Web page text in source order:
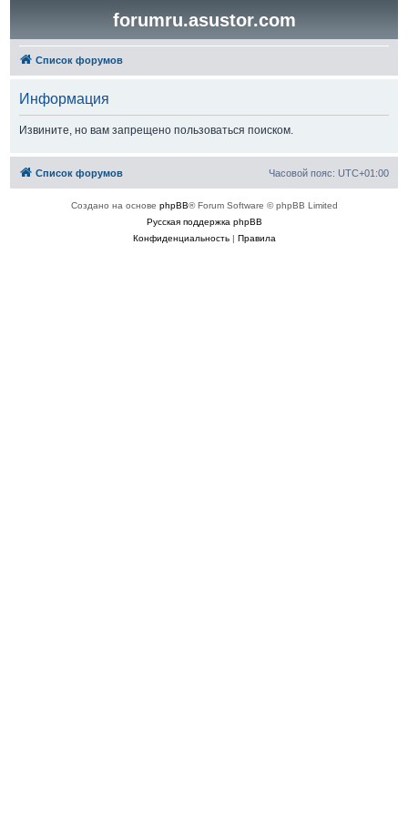
forumru.asustor.com
Список форумов
Информация
Извините, но вам запрещено пользоваться поиском.
Список форумов Часовой пояс: UTC+01:00
Создано на основе phpBB® Forum Software © phpBB Limited
Русская поддержка phpBB
Конфиденциальность| Правила